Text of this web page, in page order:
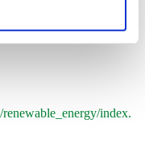
index.ht
index.